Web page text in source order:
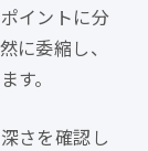
イントに分
に委縮し、
す。
さを確認し